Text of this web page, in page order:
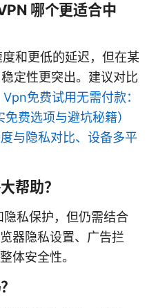
哪个更适合中
和更低的延迟，但在某
定性更突出。建议对比
Vpn免费试用无需付款：
费选项与避坑秘籍）
与隐私对比、设备多平
帮助？
私保护，但仍需结合
器隐私设置、广告拦
体安全性。